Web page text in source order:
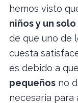
hemos visto
niños y un
de que uno de
cuesta
es debido a que
pequeños no
necesaria para